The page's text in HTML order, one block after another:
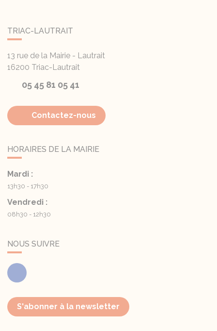
TRIAC-LAUTRAIT
13 rue de la Mairie - Lautrait
16200 Triac-Lautrait
05 45 81 05 41
Contactez-nous
HORAIRES DE LA MAIRIE
Mardi :
13h30 - 17h30
Vendredi :
08h30 - 12h30
NOUS SUIVRE
Facebook
S'abonner à la newsletter